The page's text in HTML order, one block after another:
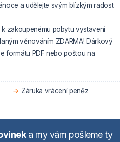
a udělejte svým blízkým radost
k zakoupenému pobytu vystavení
věnováním ZDARMA! Dárkový
formátu PDF nebo poštou na
Záruka vrácení peněz
a my vám pošleme ty